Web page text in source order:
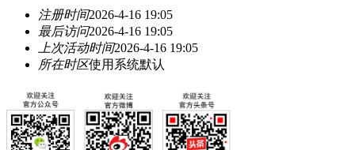
注册时间2026-4-16 19:05
最后访问2026-4-16 19:05
上次活动时间2026-4-16 19:05
所在时区使用系统默认